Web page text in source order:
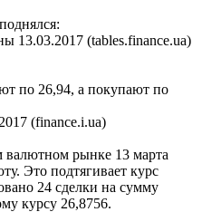
13.03.2017 (tables.finance.ua)
по 26,94, а покупают по
(finance.i.ua)
рынке 13 марта
Это подтягивает курс
24 сделки на сумму
курсу 26,8756.